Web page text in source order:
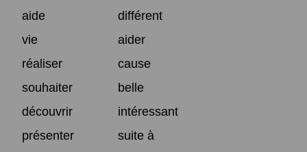
aide
différent
vie
aider
réaliser
cause
souhaiter
belle
découvrir
intéressant
présenter
suite à